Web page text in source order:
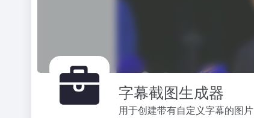
字幕截图生成器
用于创建带有自定义字幕的图片